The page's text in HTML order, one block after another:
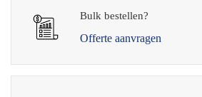
Bulk bestellen?
Offerte aanvragen